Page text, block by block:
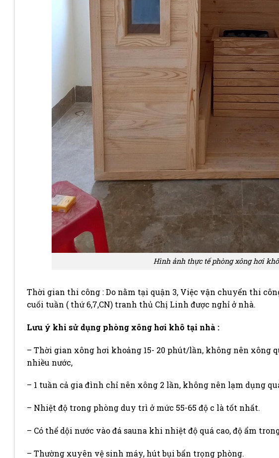
Hình ảnh thực tế phòng xông hơi
Thời gian thi công : Do nằm tại quận 3, Việc vận chuyển thi
cuối tuần ( thứ 6,7,CN) tranh thủ Chị Linh được nghỉ ở nhà.
Lưu ý khi sử dụng phòng xông hơi khô tại nhà :
– Thời gian xông hơi khoảng 15- 20 phút/lần, không nên xông
nhiều nước,
– 1 tuần cả gia đình chỉ nên xông 2 lần, không nên lạm dụng
– Nhiệt độ trong phòng duy trì ở mức 55-65 độ c là tốt nhất.
– Có thể dội nước vào đá sauna khi nhiệt độ quá cao, độ ẩm
– Thường xuyên vệ sinh máy, hút bụi bẩn trọng phòng.